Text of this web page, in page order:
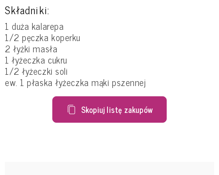
Składniki:
1 duża kalarepa
1/2 pęczka koperku
2 łyżki masła
1 łyżeczka cukru
1/2 łyżeczki soli
ew. 1 płaska łyżeczka mąki pszennej
Skopiuj listę zakupów